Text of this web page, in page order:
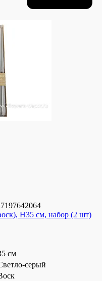
H35 см, набор (2 шт)
см
серый